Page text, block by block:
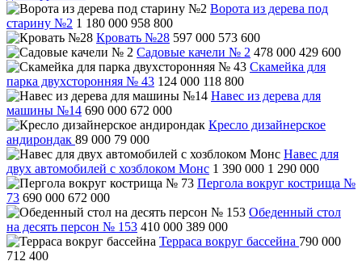
Ворота из дерева под
старину №2 1 180 000 958 800
Кровать №28 597 000 573 600
Садовые качели № 2 478 000 429 600
Скамейка для
парка двухсторонняя № 43 124 000 118 800
Навес из дерева для
машины №14 690 000 672 000
Кресло дизайнерское
андирондак 89 000 79 000
Навес для
двух автомобилей с хозблоком Монс 1 390 000 1 290 000
Пергола вокруг кострища №
73 690 000 672 000
Обеденный стол
на десять персон № 153 410 000 389 000
Терраса вокруг бассейна 790 000
712 400